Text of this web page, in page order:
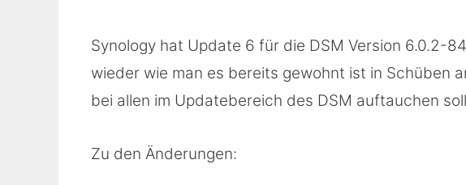
Synology hat Update 6 für die DSM Version 6.0.2-
wieder wie man es bereits gewohnt ist in Schüben
bei allen im Updatebereich des DSM auftauchen
Zu den Änderungen: